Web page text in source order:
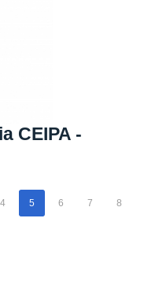
CEIPA -
4 5 6 7 8